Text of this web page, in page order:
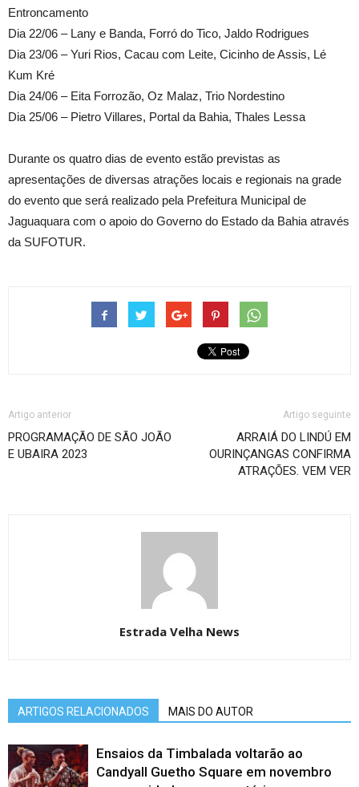
Entroncamento
Dia 22/06 – Lany e Banda, Forró do Tico, Jaldo Rodrigues
Dia 23/06 – Yuri Rios, Cacau com Leite, Cicinho de Assis, Lé
Kum Kré
Dia 24/06 – Eita Forrozão, Oz Malaz, Trio Nordestino
Dia 25/06 – Pietro Villares, Portal da Bahia, Thales Lessa
Durante os quatro dias de evento estão previstas as
apresentações de diversas atrações locais e regionais na grade
do evento que será realizado pela Prefeitura Municipal de
Jaguaquara com o apoio do Governo do Estado da Bahia através
da SUFOTUR.
Artigo anterior
PROGRAMAÇÃO DE SÃO JOÃO
E UBAIRA 2023
Artigo seguinte
ARRAIÁ DO LINDÚ EM
OURINÇANGAS CONFIRMA
ATRAÇÕES. VEM VER
Estrada Velha News
ARTIGOS RELACIONADOS MAIS DO AUTOR
Ensaios da Timbalada voltarão ao
Candyall Guetho Square em novembro